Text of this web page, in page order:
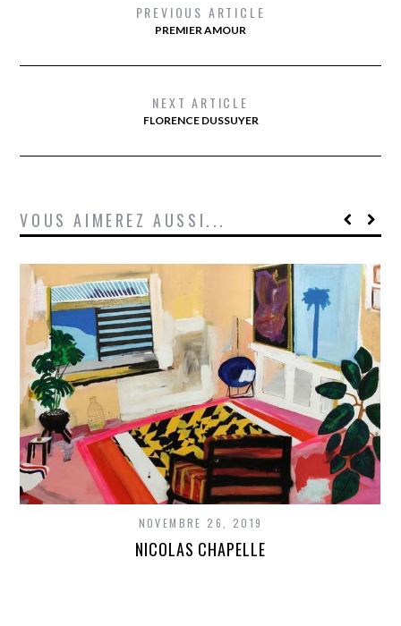
PREVIOUS ARTICLE
PREMIER AMOUR
NEXT ARTICLE
FLORENCE DUSSUYER
VOUS AIMEREZ AUSSI...
NOVEMBRE 26, 2019
NICOLAS CHAPELLE